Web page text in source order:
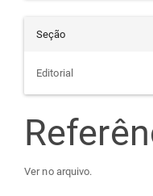
Seção
Editorial
Ver no arquivo.